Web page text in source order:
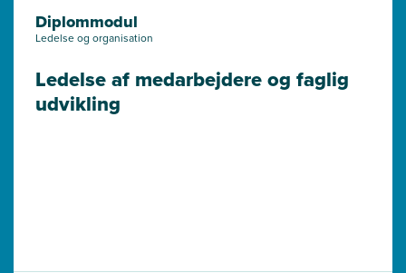
Diplommodul
Ledelse og organisation
Ledelse af medarbejdere og faglig
udvikling